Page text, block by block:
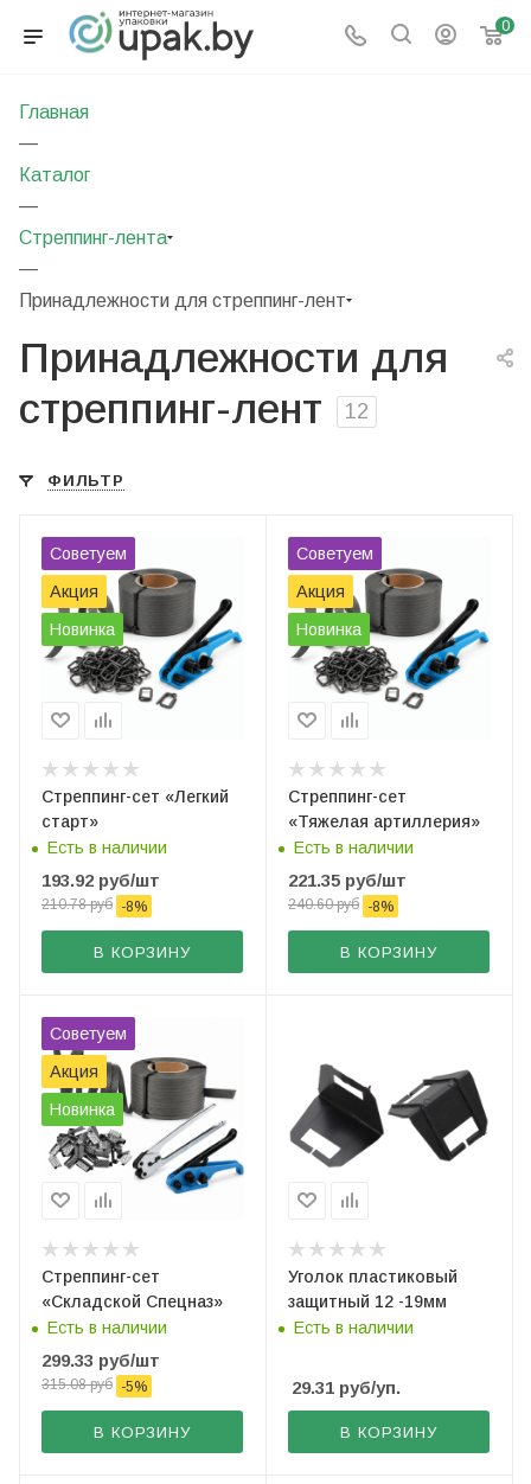
0
Главная
—
Каталог
—
Стреппинг-лента
—
Принадлежности для стреппинг-лент
Принадлежности для
стреппинг-лент
12
ФИЛЬТР
Советуем
Акция
Новинка
Стреппинг-сет «Легкий
старт»
Есть в наличии
193.92 руб/шт
210.78руб -8%
В КОРЗИНУ
Советуем
Акция
Новинка
Стреппинг-сет
«Тяжелая артиллерия»
Есть в наличии
221.35 руб/шт
240.60руб -8%
В КОРЗИНУ
Советуем
Акция
Новинка
Стреппинг-сет
«Складской Спецназ»
Есть в наличии
299.33 руб/шт
315.08руб -5%
В КОРЗИНУ
Уголок пластиковый
защитный 12 -19мм
Есть в наличии
29.31 руб/уп.
В КОРЗИНУ